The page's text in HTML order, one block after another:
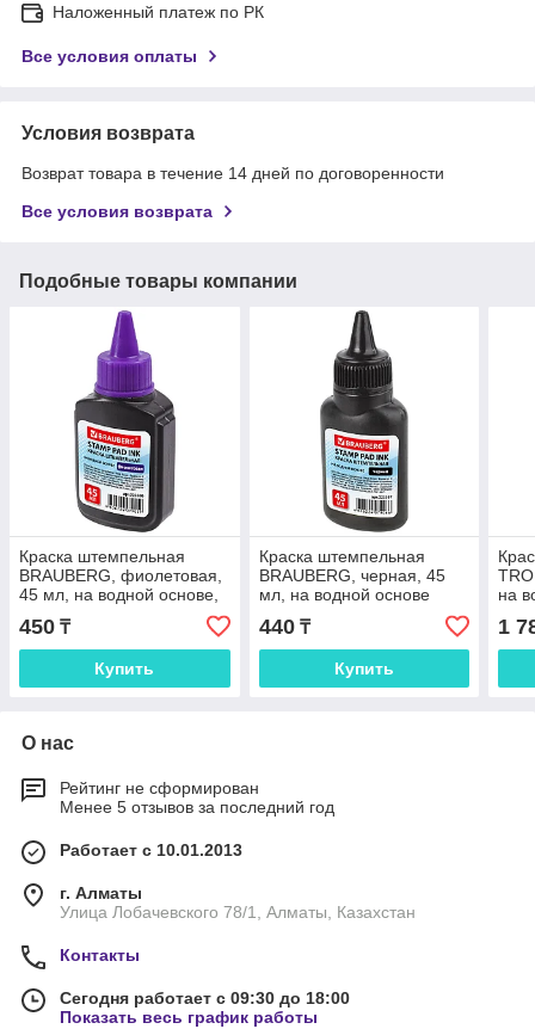
Наложенный платеж по РК
Все условия оплаты
Условия возврата
Возврат товара в течение 14 дней по договоренности
Все условия возврата
Подобные товары компании
Краска штемпельная
BRAUBERG, фиолетовая,
45 мл, на водной основе,
223596
450 ₸
Купить
Краска штемпельная
BRAUBERG, черная, 45
мл, на водной основе
440₸
Купить
на
1
О нас
Рейтинг не сформирован
Менее 5 отзывов за последний год
Работает с 10.01.2013
г. Алматы
Улица Лобачевского 78/1, Алматы, Казахстан
Контакты
Сегодня работает с 09:30 до 18:00
Показать весь график работы